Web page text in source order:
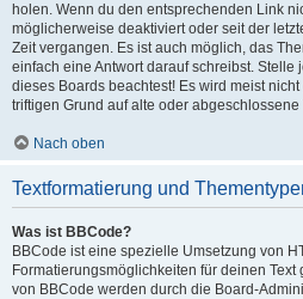
holen. Wenn du den entsprechenden Link
möglicherweise deaktiviert oder seit der
Zeit vergangen. Es ist auch möglich, das
einfach eine Antwort darauf schreibst. Stelle
dieses Boards beachtest! Es wird meist
triftigen Grund auf alte oder
Nach oben
Textformatierung und
Was ist BBCode?
BBCode ist eine spezielle Umsetzung von
Formatierungsmöglichkeiten für deinen
von BBCode werden durch die Board-